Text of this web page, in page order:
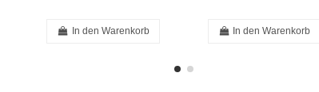
In den Warenkorb In den Warenkorb